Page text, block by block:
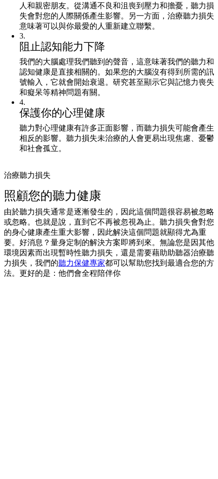
人和親密朋友。從溝通不良和沮喪到壓力和擔憂，聽力損
失會對您的人際關係產生影響。另一方面，治療聽力損失
意味著可以與你最愛的人重新建立聯繫。
3.
阻止認知能力下降
我們的大腦處理我們聽到的聲音，這意味著我們的聽力和
認知健康是直接相關的。如果您的大腦沒有得到所需的訊
號輸入，它就會開始衰退。研究甚至顯示它與記憶力喪失
和癡呆等精神問題有關。
4.
保護你的心理健康
聽力對心理健康有許多正面影響，而聽力損失可能會產生
相反的影響。聽力損失未治療的人會更易出現焦慮、憂鬱
和社會孤立。
治療聽力損失
照顧您的聽力健康
由於聽力損失通常是逐漸發生的，因此這個問題很容易被忽略
或忽略。也就是說，直到它不再被忽視為止。聽力損失會對您
的身心健康產生重大影響，因此解決這個問題就顯得尤為重
要。好消息？量身定制的解決方案即將到來。無論您是因其他
環境因素而出現暫時性聽力損失，還是需要藉助助聽器治療聽
力損失，我們的聽力保健專家都可以幫助您找到最適合您的方
法。更好的是：他們會全程陪伴你